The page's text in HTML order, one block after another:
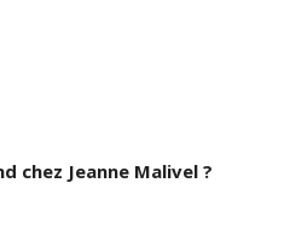
chez Jeanne Malivel ?